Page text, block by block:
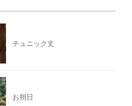
チュニック丈
お朔日